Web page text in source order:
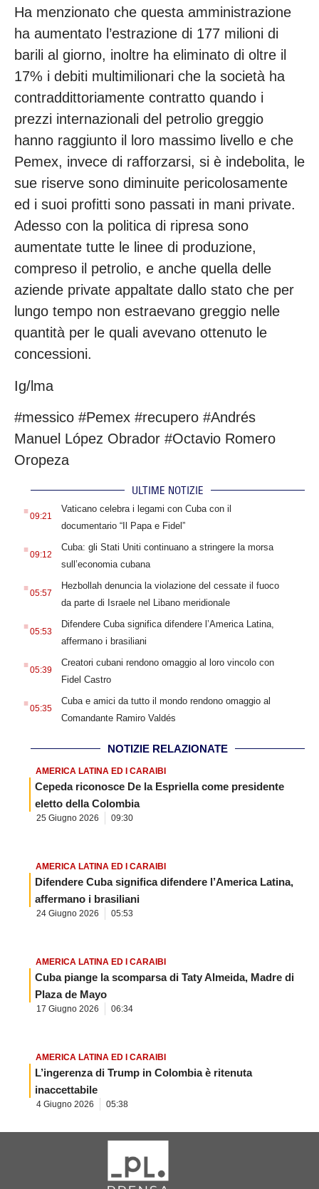
Ha menzionato che questa amministrazione
ha aumentato l’estrazione di 177 milioni di
barili al giorno, inoltre ha eliminato di oltre il
17% i debiti multimilionari che la società ha
contraddittoriamente contratto quando i
prezzi internazionali del petrolio greggio
hanno raggiunto il loro massimo livello e che
Pemex, invece di rafforzarsi, si è indebolita, le
sue riserve sono diminuite pericolosamente
ed i suoi profitti sono passati in mani private.
Adesso con la politica di ripresa sono
aumentate tutte le linee di produzione,
compreso il petrolio, e anche quella delle
aziende private appaltate dallo stato che per
lungo tempo non estraevano greggio nelle
quantità per le quali avevano ottenuto le
concessioni.
Ig/lma
#messico #Pemex #recupero #Andrés
Manuel López Obrador #Octavio Romero
Oropeza
ULTIME NOTIZIE
. 09:21
Vaticano celebra i legami con Cuba con il
documentario “Il Papa e Fidel”
. 09:12
Cuba: gli Stati Uniti continuano a stringere la morsa
sull’economia cubana
. 05:57
Hezbollah denuncia la violazione del cessate il fuoco
da parte di Israele nel Libano meridionale
. 05:53
Difendere Cuba significa difendere l’America Latina,
affermano i brasiliani
. 05:39
Creatori cubani rendono omaggio al loro vincolo con
Fidel Castro
. 05:35
Cuba e amici da tutto il mondo rendono omaggio al
Comandante Ramiro Valdés
NOTIZIE RELAZIONATE
AMERICA LATINA ED I CARAIBI
Cepeda riconosce De la Espriella come presidente
eletto della Colombia
25 Giugno 2026 09:30
AMERICA LATINA ED I CARAIBI
Difendere Cuba significa difendere l’America Latina,
affermano i brasiliani
24 Giugno 2026 05:53
AMERICA LATINA ED I CARAIBI
Cuba piange la scomparsa di Taty Almeida, Madre di
Plaza de Mayo
17 Giugno 2026 06:34
AMERICA LATINA ED I CARAIBI
L’ingerenza di Trump in Colombia è ritenuta
inaccettabile
4 Giugno 2026 05:38